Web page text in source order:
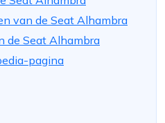
van de Seat Alhambra
de Seat Alhambra
pagina